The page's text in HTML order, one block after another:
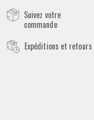
Suivez votre
commande
Expéditions et retours